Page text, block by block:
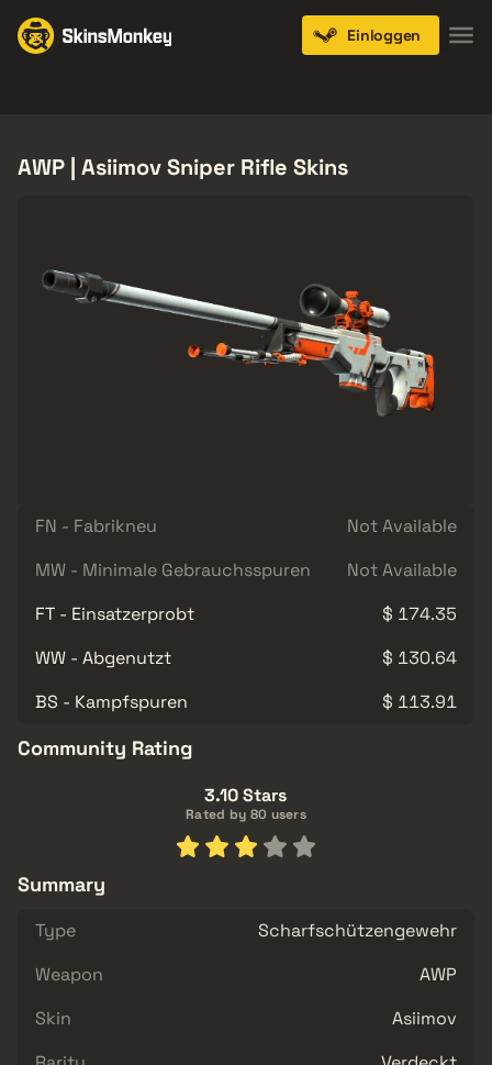
Einloggen
AWP | Asiimov Sniper Rifle Skins
FN - Fabrikneu
Not Available
MW - Minimale Gebrauchsspuren
Not Available
FT - Einsatzerprobt
$ 174.35
WW - Abgenutzt
$ 130.64
BS - Kampfspuren
$ 113.91
Community Rating
3.10 Stars
Rated by 80 users
Summary
Type
Scharfschützengewehr
Weapon
AWP
Skin
Asiimov